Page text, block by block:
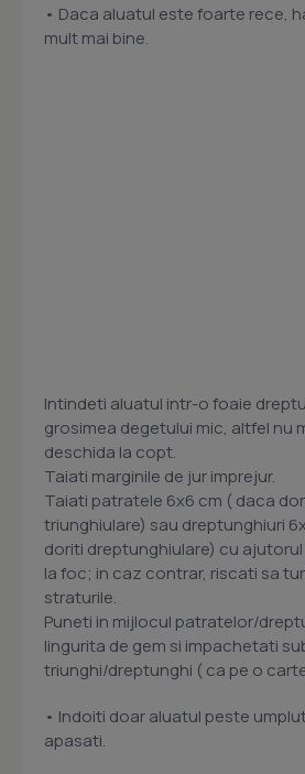
• Daca aluatul este foarte rece,
mult mai bine.
Intindeti aluatul intr-o foaie
grosimea degetului mic, altfel nu
deschida la copt.
Taiati marginile de jur imprejur.
Taiati patratele 6x6 cm ( daca
triunghiulare) sau dreptunghiuri
doriti dreptunghiulare) cu
la foc; in caz contrar, riscati sa
straturile.
Puneti in mijlocul patratelor/
lingurita de gem si impachetati
triunghi/dreptunghi ( ca pe o
• Indoiti doar aluatul peste
apasati.